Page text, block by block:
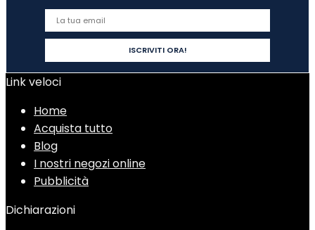
Link veloci
Home
Acquista tutto
Blog
I nostri negozi online
Pubblicità
Dichiarazioni